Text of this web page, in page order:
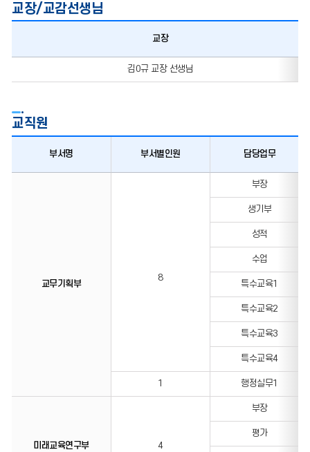
교장/교감선생님
교장
김0규 교장 선생님
교직원
부서명 부서별인원 담당업무
교무기획부
8
부장
생기부
성적
수업
특수교육1
특수교육2
특수교육3
특수교육4
1 행정실무1
미래교육연구부 4
부장
평가